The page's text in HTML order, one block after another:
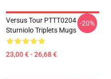
Versus Tour PTTT0204
Sturniolo Triplets Mugs
23,00 € - 26,68 €
-20%